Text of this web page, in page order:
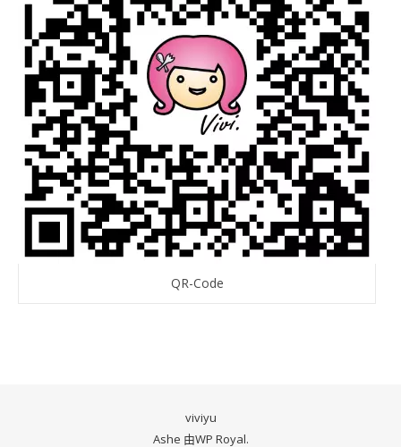
QR-Code
viviyu
Ashe 由WP Royal.